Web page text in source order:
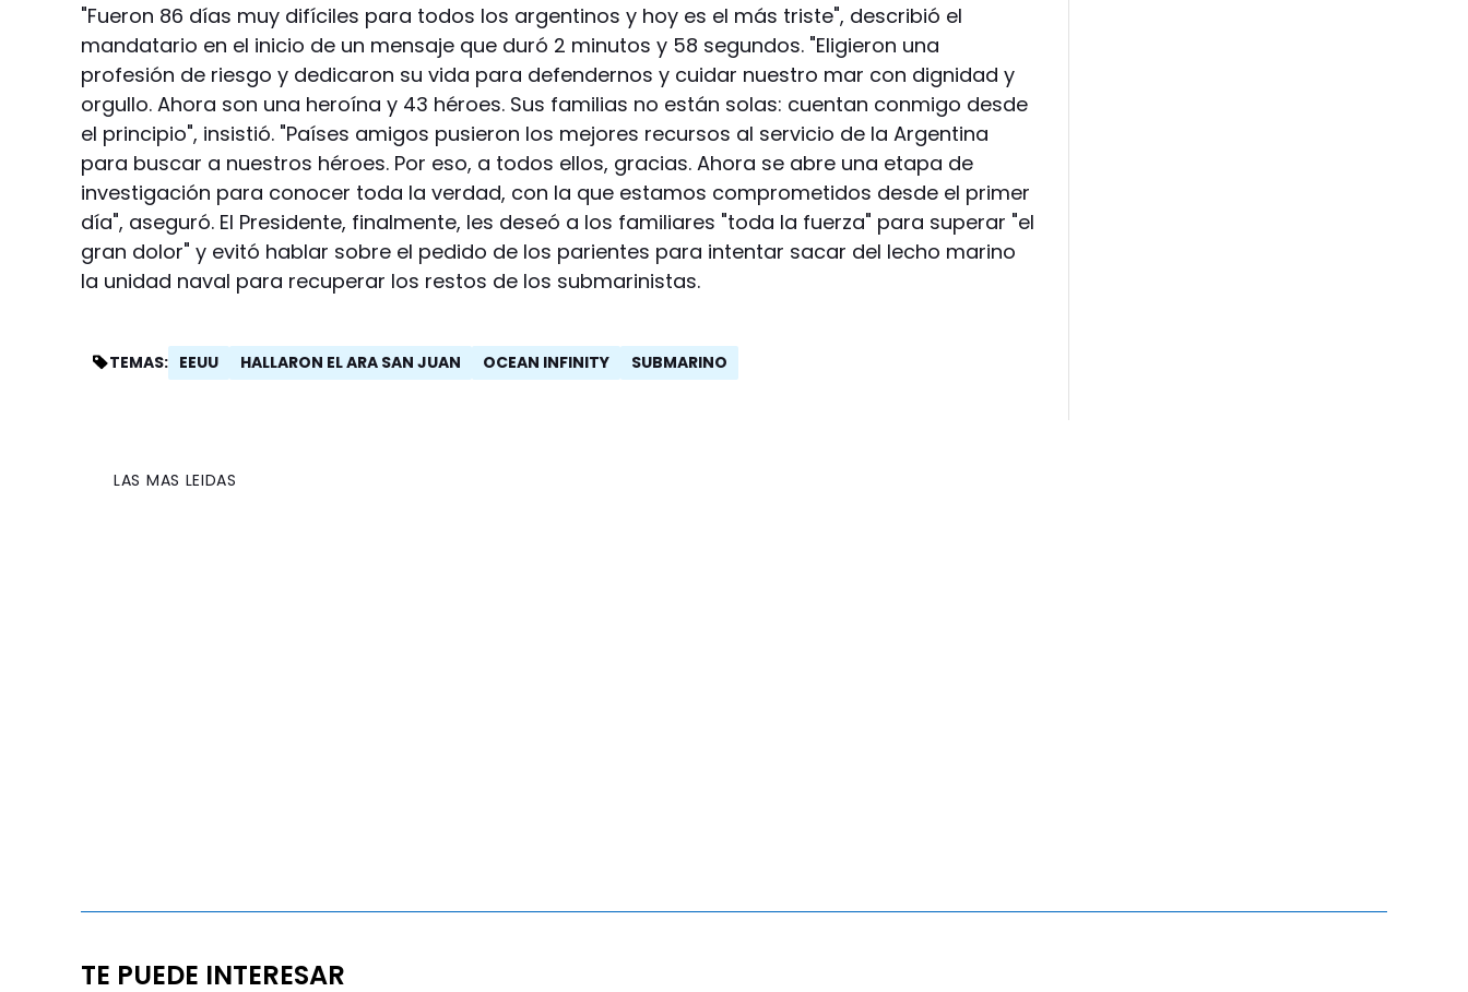
"Fueron 86 días muy difíciles para todos los argentinos y hoy es el más triste", describió el
mandatario en el inicio de un mensaje que duró 2 minutos y 58 segundos. "Eligieron una
profesión de riesgo y dedicaron su vida para defendernos y cuidar nuestro mar con dignidad y
orgullo. Ahora son una heroína y 43 héroes. Sus familias no están solas: cuentan conmigo desde
el principio", insistió. "Países amigos pusieron los mejores recursos al servicio de la Argentina
para buscar a nuestros héroes. Por eso, a todos ellos, gracias. Ahora se abre una etapa de
investigación para conocer toda la verdad, con la que estamos comprometidos desde el primer
día", aseguró. El Presidente, finalmente, les deseó a los familiares "toda la fuerza" para superar "el
gran dolor" y evitó hablar sobre el pedido de los parientes para intentar sacar del lecho marino
la unidad naval para recuperar los restos de los submarinistas.
TEMAS: EEUU HALLARON EL ARA SAN JUAN OCEAN INFINITY SUBMARINO
LAS MAS LEIDAS
TE PUEDE INTERESAR